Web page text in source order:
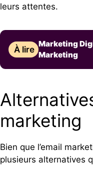
leurs attentes.
À lire
Marketing
Marketing
marketing
Bien que l’email
plusieurs alternatives